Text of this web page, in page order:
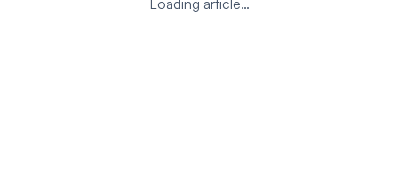
Loading article…